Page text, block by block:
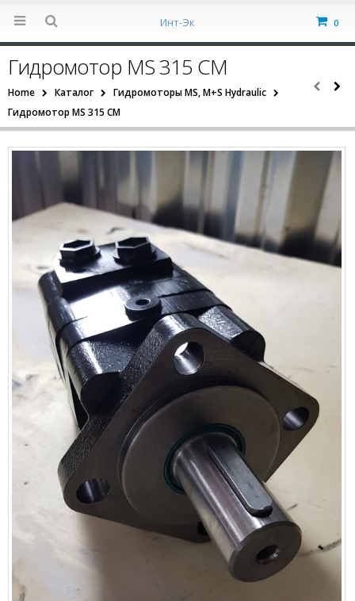
Инт-Эк 0
Гидромотор MS 315 CM
Home Каталог
Гидромоторы MS, M+S Hydraulic
Гидромотор MS 315 CM